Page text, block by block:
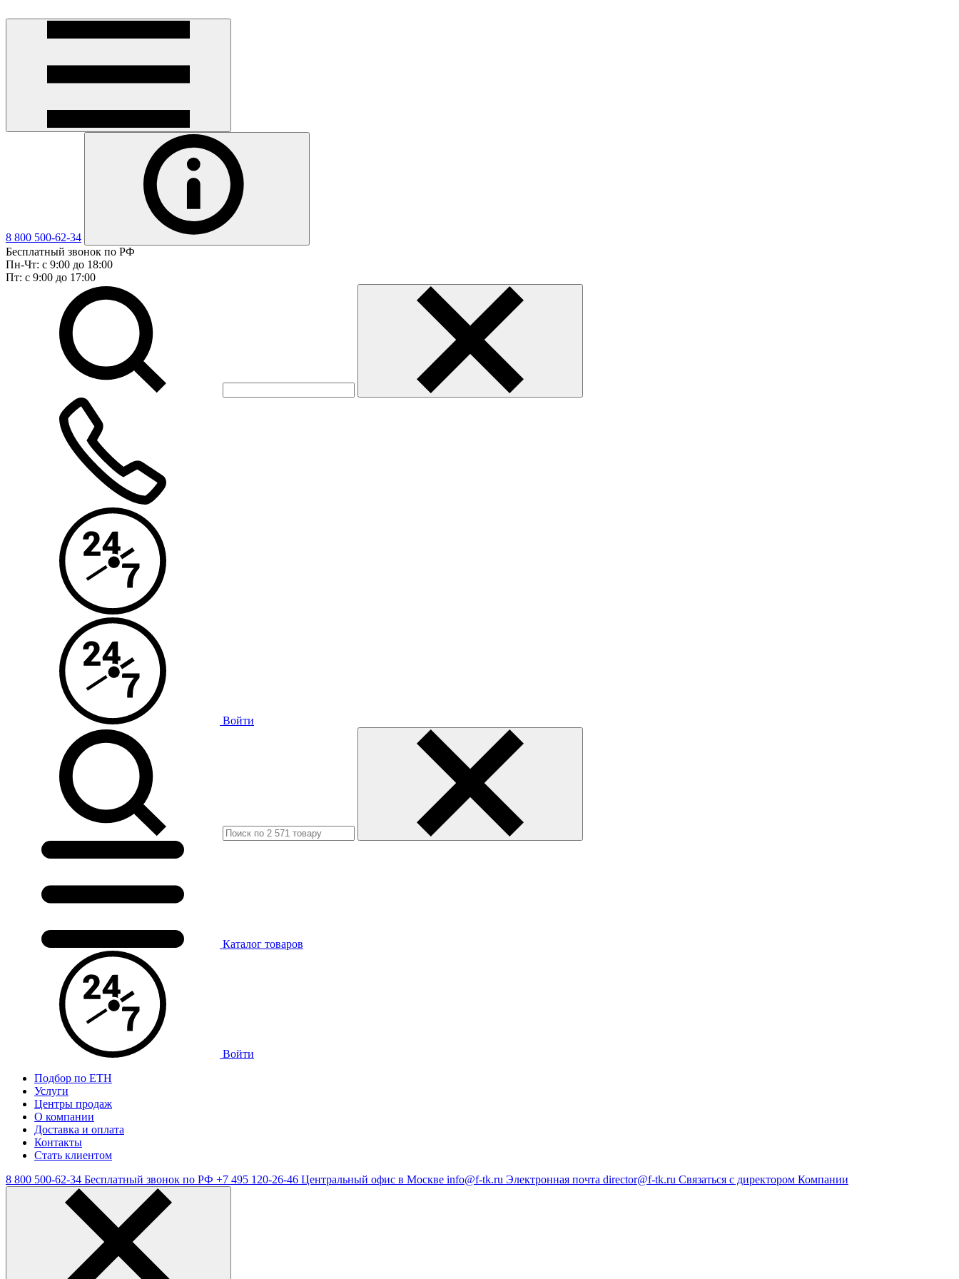
8 800 500-62-34
Бесплатный звонок по РФ
Пн-Чт: с 9:00 до 18:00
Пт: с 9:00 до 17:00
Войти
Каталог товаров
Войти
Подбор по ЕТН
Услуги
Центры продаж
О компании
Доставка и оплата
Контакты
Стать клиентом
8 800 500-62-34 Бесплатный звонок по РФ +7 495 120-26-46 Центральный офис в Москве info@f-tk.ru Электронная почта director@f-tk.ru Связаться с директором Компании